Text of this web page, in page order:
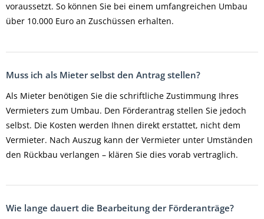
voraussetzt. So können Sie bei einem umfangreichen Umbau
über 10.000 Euro an Zuschüssen erhalten.
Muss ich als Mieter selbst den Antrag stellen?
Als Mieter benötigen Sie die schriftliche Zustimmung Ihres
Vermieters zum Umbau. Den Förderantrag stellen Sie jedoch
selbst. Die Kosten werden Ihnen direkt erstattet, nicht dem
Vermieter. Nach Auszug kann der Vermieter unter Umständen
den Rückbau verlangen – klären Sie dies vorab vertraglich.
Wie lange dauert die Bearbeitung der Förderanträge?